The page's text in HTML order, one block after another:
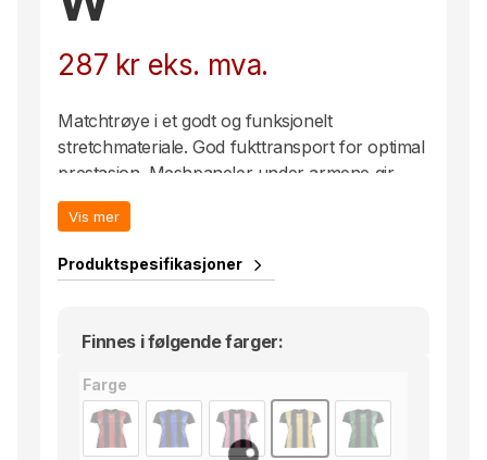
287 kr eks. mva.
Matchtrøye i et godt og funksjonelt
stretchmateriale. God fukttransport for optimal
prestasjon. Meshpaneler under armene gir
effektiv regulering av kroppstemeraturen.
Elastisitet og ergonomisk design gir god
Vis mer
Produktspesifikasjoner
Finnes i følgende farger:
Farge